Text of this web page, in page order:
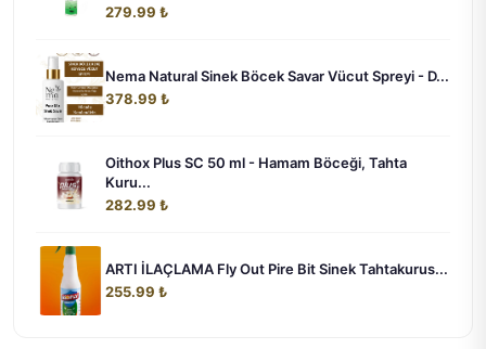
279.99 ₺
Nema Natural Sinek Böcek Savar Vücut Spreyi - D...
378.99 ₺
Oithox Plus SC 50 ml - Hamam Böceği, Tahta
Kuru...
282.99 ₺
ARTI İLAÇLAMA Fly Out Pire Bit Sinek Tahtakurus...
255.99 ₺